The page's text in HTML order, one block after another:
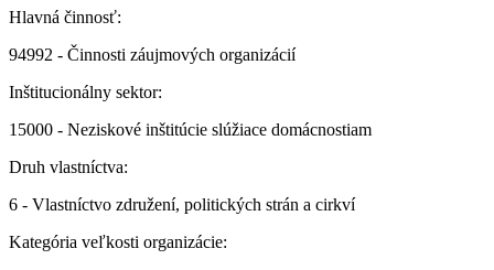
Hlavná činnosť:
94992 - Činnosti záujmových organizácií
Inštitucionálny sektor:
15000 - Neziskové inštitúcie slúžiace domácnostiam
Druh vlastníctva:
6 - Vlastníctvo združení, politických strán a cirkví
Kategória veľkosti organizácie: